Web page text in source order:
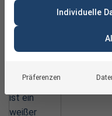
Individuelle
Präferenzen